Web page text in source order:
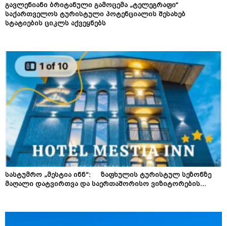
გავლენიანი ბრიტანული გამოცემა „ტელეგრაფი“
საქართველოს ტურისტული პოტენციალის შესახებ
სტატიების ციკლს აქვეყნებს
სასტუმრო „მესტია ინნ“: ზაფხულის ტურისტულ სეზონზე
მაღალი დატვირთვა და საერთაშორისო ვიზიტორების...